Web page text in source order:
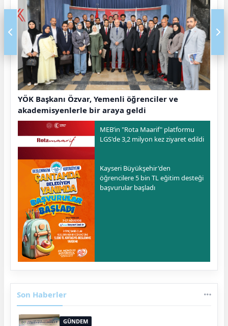
YÖK Başkanı Özvar, Yemenli öğrenciler ve
akademisyenlerle bir araya geldi
MEB’in "Rota Maarif" platformu
LGS'de 3,2 milyon kez ziyaret edildi
Kayseri Büyükşehir'den
öğrencilere 5 bin TL eğitim desteği
başvurular başladı
Son Haberler
GÜNDEM